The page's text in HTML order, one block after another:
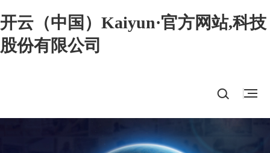
开云（中国）Kaiyun·官方网站,科技
股份有限公司